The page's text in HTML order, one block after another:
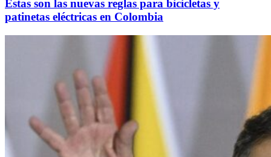
Estas son las nuevas reglas para bicicletas y
patinetas eléctricas en Colombia